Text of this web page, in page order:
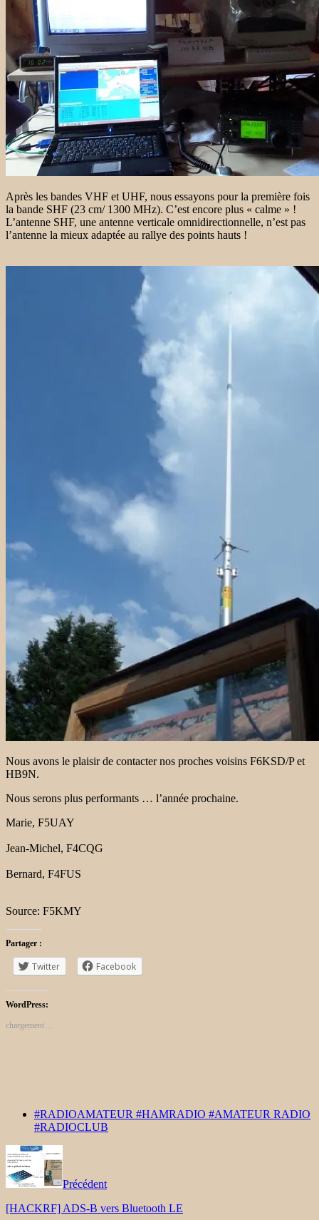
Après les bandes VHF et UHF, nous essayons pour la première fois
la bande SHF (23 cm/ 1300 MHz). C’est encore plus « calme » !
L’antenne SHF, une antenne verticale omnidirectionnelle, n’est pas
l’antenne la mieux adaptée au rallye des points hauts !
Nous avons le plaisir de contacter nos proches voisins F6KSD/P et
HB9N.
Nous serons plus performants … l’année prochaine.
Marie, F5UAY
Jean-Michel, F4CQG
Bernard, F4FUS
Source: F5KMY
Partager :
Twitter Facebook
WordPress:
chargement…
#RADIOAMATEUR #HAMRADIO #AMATEUR RADIO
#RADIOCLUB
Précédent
[HACKRF] ADS-B vers Bluetooth LE